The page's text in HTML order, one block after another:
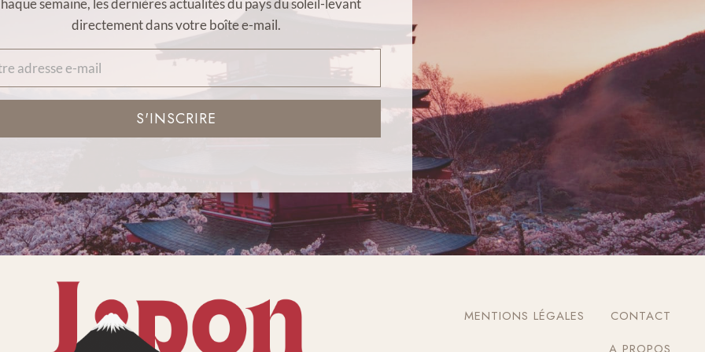
semaine, les dernières actualités du pays du soleil-levant
directement dans votre boîte e-mail.
S'INSCRIRE
MENTIONS LÉGALES
CONTACT
A PROPOS